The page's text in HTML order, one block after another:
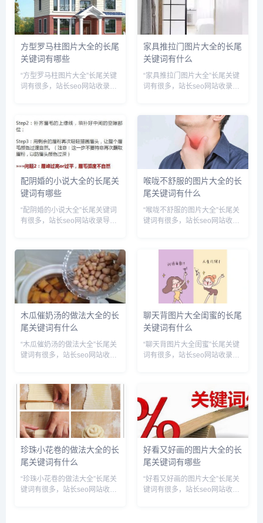
方型罗马柱图片大全的长尾
关键词有哪些
“方型罗马柱图片大全”长尾关键
词有很多，站长seo网站收录导
图,方形罗马柱图片大全价格,方
形罗马柱效果图,方形罗马柱...
家具推拉门图片大全的长尾
关键词有什么
“家具推拉门图片大全”长尾关键
词有很多，站长seo网站收录导
尾关键词：家具推拉门图片大全
集,家具推拉门效果图,家具推拉
门安装方法,家具推拉门多...
配阴婚的小说大全的长尾关
键词有哪些
“配阴婚的小说大全”长尾关键词
有很多，站长seo网站收录导航
关键词：配阴婚的小说有哪些,
配“阴婚”陋俗,配阴婚是迷信吗?,
配阴婚的电影叫什么名...
喉咙不舒服的图片大全的长
尾关键词有什么
“喉咙不舒服的图片大全”长尾关
键词有很多，站长seo网站收录
长尾关键词：喉咙不舒服的图片
大全大图,喉咙不舒服图片卡通,
喉咙不适图片,喉咙不舒服...
木瓜催奶汤的做法大全的长
尾关键词有什么
“木瓜催奶汤的做法大全”长尾关
键词有很多，站长seo网站收录
长尾关键词：木瓜催奶汤的做法
大全窍门,木瓜催奶汤的做法大
全视频,木瓜催奶汤的做法大...
聊天背图片大全闺蜜的长尾
关键词有什么
“聊天背图片大全闺蜜”长尾关键
词有很多，站长seo网站收录导
爱闺蜜,聊天背景闺蜜图片,聊天
背景图片2021最火爆闺...
珍珠小花卷的做法大全的长
尾关键词有什么
“珍珠小花卷的做法大全”长尾关
键词有很多，站长seo网站收录
好看又好画的图片大全的长
尾关键词有哪些
“好看又好画的图片大全”长尾关
键词有很多，站长seo网站收录